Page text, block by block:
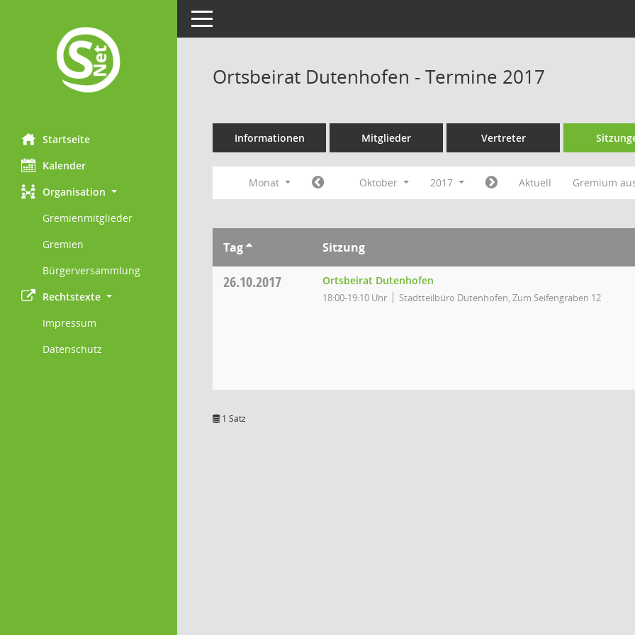
Startseite
Kalender
Organisation
Gremienmitglieder
Gremien
Bürgerversammlung
Rechtstexte
Impressum
Datenschutz
Toggle navigation
Ortsbeirat Dutenhofen - Termine 2017
Informationen Mitglieder Vertreter
Monat Oktober 2017 Aktuell Gremium
Tag Sitzung
26.10.2017 Ortsbeirat Dutenhofen
18:00-19:10 Uhr Stadtteilbüro Dutenhofen, Zum Seifengraben 12
1 Satz